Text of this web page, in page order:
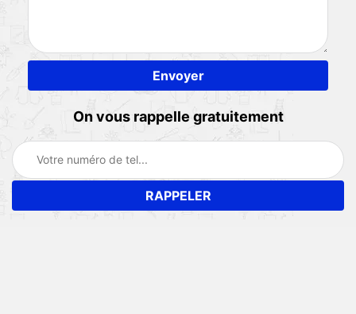
On vous rappelle gratuitement